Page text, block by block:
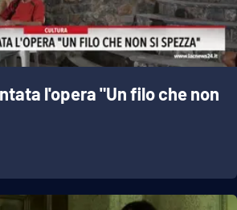
l'opera "Un filo che non